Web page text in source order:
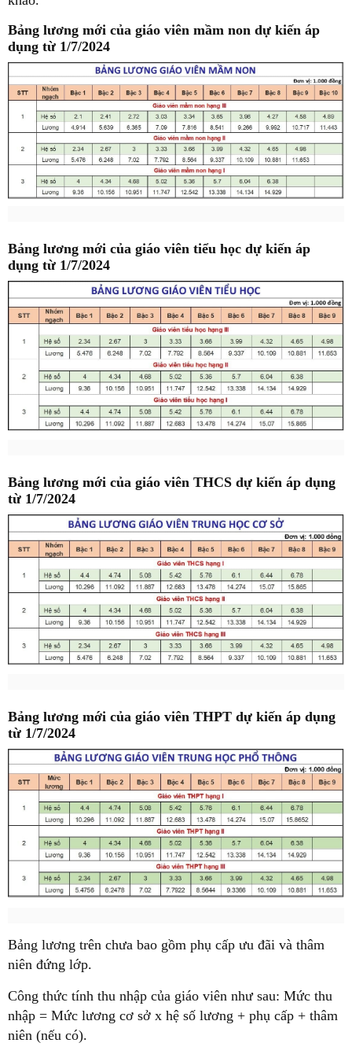
Bảng lương mới của giáo viên mầm non dự kiến áp
dụng từ 1/7/2024
Bảng lương mới của giáo viên tiểu học dự kiến áp
dụng từ 1/7/2024
Bảng lương mới của giáo viên THCS dự kiến áp dụng
từ 1/7/2024
Bảng lương mới của giáo viên THPT dự kiến áp dụng
từ 1/7/2024
Bảng lương trên chưa bao gồm phụ cấp ưu đãi và thâm
niên đứng lớp.
Công thức tính thu nhập của giáo viên như sau: Mức thu
nhập = Mức lương cơ sở x hệ số lương + phụ cấp + thâm
niên (nếu có).